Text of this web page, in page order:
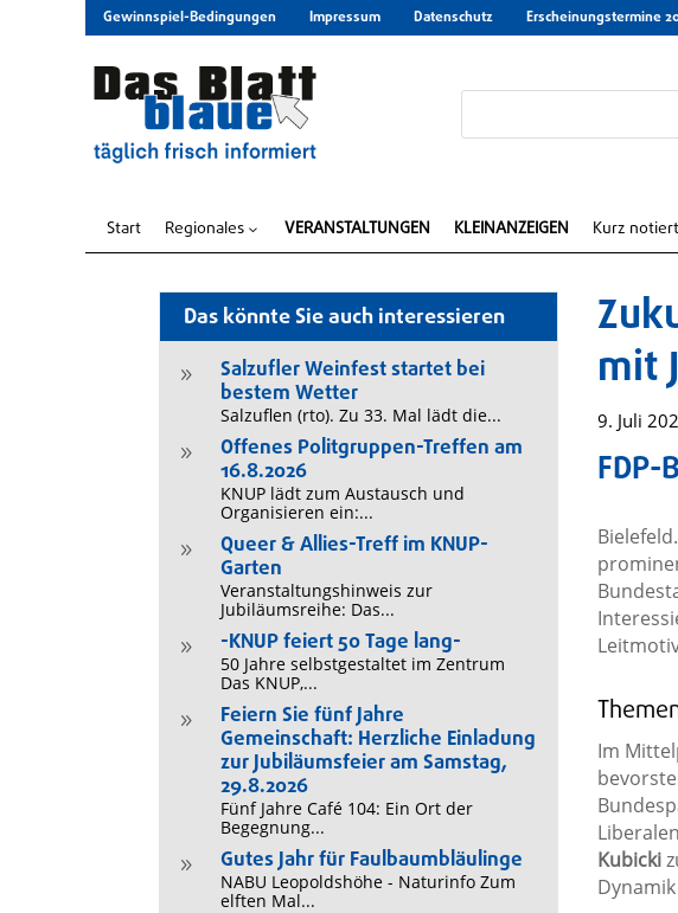
Gewinnspiel-Bedingungen Impressum Datenschutz Erscheinungstermine
Start Regionales 3 VERANSTALTUNGEN KLEINANZEIGEN Kurz notiert
Das könnte Sie auch interessieren
9
Salzufler Weinfest startet bei
bestem Wetter
Salzuflen (rto). Zu 33. Mal lädt die...
9
Offenes Politgruppen-Treffen am
16.8.2026
KNUP lädt zum Austausch und
Organisieren ein:...
9
Queer & Allies-Treff im KNUP-
Garten
Veranstaltungshinweis zur
Jubiläumsreihe: Das...
9 -KNUP feiert 50 Tage lang-
50 Jahre selbstgestaltet im Zentrum
Das KNUP,...
9
Feiern Sie fünf Jahre
Gemeinschaft: Herzliche Einladung
zur Jubiläumsfeier am Samstag,
29.8.2026
Fünf Jahre Café 104: Ein Ort der
Begegnung...
9 Gutes Jahr für Faulbaumbläulinge
NABU Leopoldshöhe - Naturinfo Zum
elften Mal...
mit
9. Juli
Im
Kubicki